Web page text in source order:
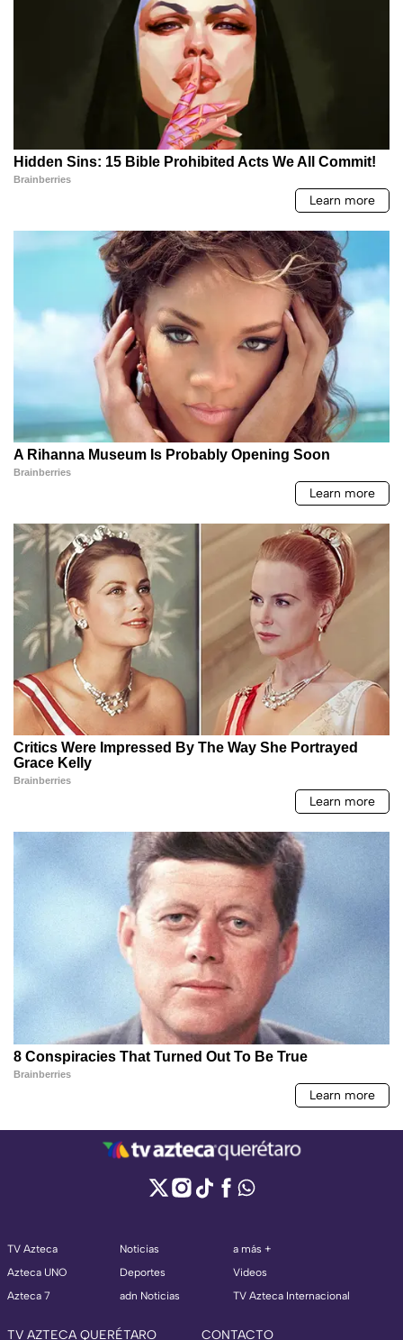
TV Azteca
Azteca UNO
Azteca 7
Noticias
Deportes
adn Noticias
a más +
Videos
TV Azteca Internacional
TV AZTECA QUERÉTARO CONTACTO